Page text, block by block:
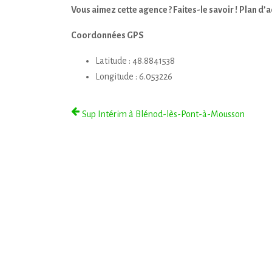
Vous aimez cette agence ? Faites-le savoir ! Plan
Coordonnées GPS
Latitude : 48.8841538
Longitude : 6.053226
Sup Intérim à Blénod-lès-Pont-à-Mousson